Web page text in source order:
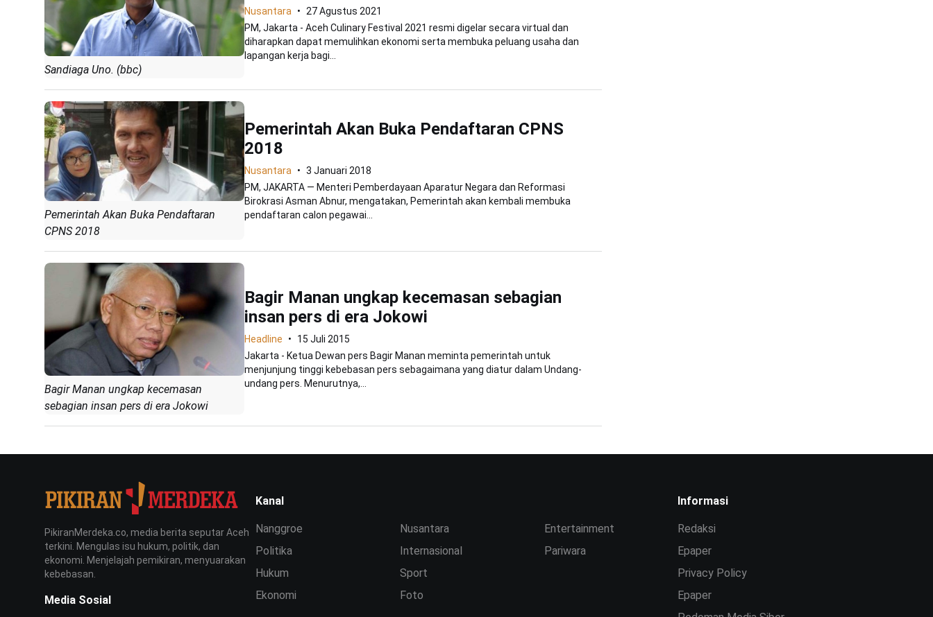
Sandiaga Uno. (bbc)
Nusantara
27 Agustus 2021
PM, Jakarta - Aceh Culinary Festival 2021 resmi digelar secara virtual dan
diharapkan dapat memulihkan ekonomi serta membuka peluang usaha dan
lapangan kerja bagi...
Pemerintah Akan Buka Pendaftaran
CPNS 2018
Pemerintah Akan Buka Pendaftaran CPNS
2018
Nusantara
3 Januari 2018
PM, JAKARTA — Menteri Pemberdayaan Aparatur Negara dan Reformasi
Birokrasi Asman Abnur, mengatakan, Pemerintah akan kembali membuka
pendaftaran calon pegawai...
Bagir Manan ungkap kecemasan
sebagian insan pers di era Jokowi
Bagir Manan ungkap kecemasan sebagian
insan pers di era Jokowi
Headline
15 Juli 2015
Jakarta - Ketua Dewan pers Bagir Manan meminta pemerintah untuk
menjunjung tinggi kebebasan pers sebagaimana yang diatur dalam Undang-
undang pers. Menurutnya,...
PikiranMerdeka.co, media berita seputar Aceh
terkini. Mengulas isu hukum, politik, dan
ekonomi. Menjelajah pemikiran, menyuarakan
kebebasan.
Media Sosial
Kanal
Nanggroe
Politika
Hukum
Ekonomi
Nusantara
Internasional
Sport
Foto
Entertainment
Pariwara
Informasi
Redaksi
Epaper
Privacy Policy
Epaper